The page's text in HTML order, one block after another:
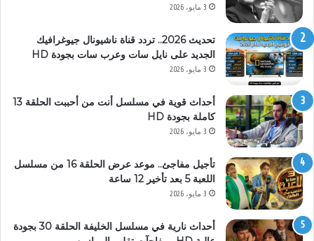
3 مايو، 2026
تحديث 2026.. تردد قناة ناشيونال جيوغرافيك
الجديد على نايل سات وعرب سات بجودة HD
3 مايو، 2026
أحداث قوية في مسلسل أنت من أحببت الحلقة 13
كاملة بجودة HD
3 مايو، 2026
تأجيل مفاجئ.. موعد عرض الحلقة 16 من مسلسل
اللعبة 5 بعد تأخير 12 ساعة
3 مايو، 2026
أحداث نارية في مسلسل الخليفة الحلقة 30 بجودة